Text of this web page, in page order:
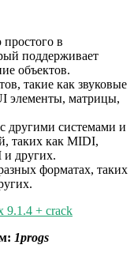
в
поддерживает
объектов.
такие как звуковые
элементы, матрицы,
другими системами и
таких как MIDI,
и других.
форматах, таких
9.1.4 + crack
1progs